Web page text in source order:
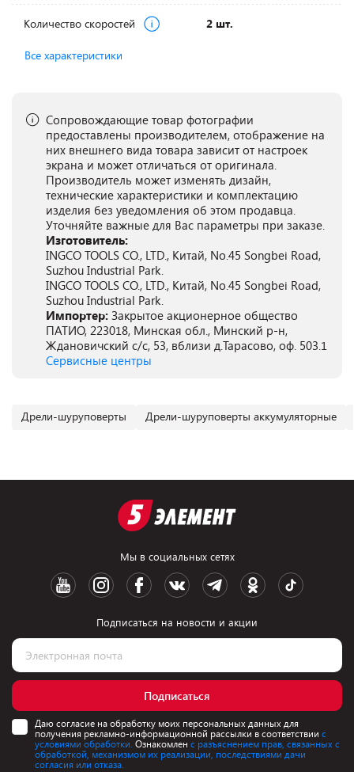
Количество скоростей 2 шт.
Все характеристики
Сопровождающие товар фотографии
предоставлены производителем, отображение на
них внешнего вида товара зависит от настроек
экрана и может отличаться от оригинала.
Производитель может изменять дизайн,
технические характеристики и комплектацию
изделия без уведомления об этом продавца.
Уточняйте важные для Вас параметры при заказе.
Изготовитель:
INGCO TOOLS CO., LTD., Китай, No.45 Songbei Road,
Suzhou Industrial Park.
INGCO TOOLS CO., LTD., Китай, No.45 Songbei Road,
Suzhou Industrial Park.
Импортер: Закрытое акционерное общество
ПАТИО, 223018, Минская обл., Минский р-н,
Ждановичский с/с, 53, вблизи д.Тарасово, оф. 503.1
Сервисные центры
Дрели-шуруповерты Дрели-шуруповерты аккумуляторные
Мы в социальных сетях
Подписаться на новости и акции
Подписаться
Даю согласие на обработку моих персональных данных для
получения рекламно-информационной рассылки в соответствии с
условиями обработки. Ознакомлен с разъяснением прав, связанных с
обработкой, механизмом их реализации, последствиями дачи
согласия или отказа.